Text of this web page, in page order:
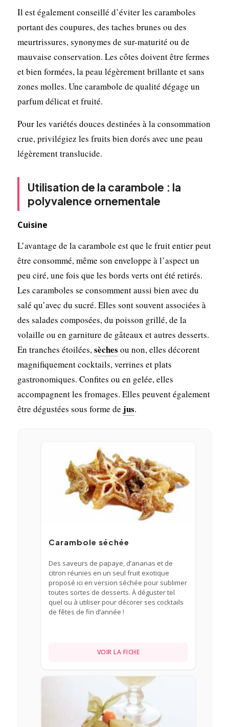
Il est également conseillé d’éviter les caramboles
portant des coupures, des taches brunes ou des
meurtrissures, synonymes de sur-maturité ou de
mauvaise conservation. Les côtes doivent être fermes
et bien formées, la peau légèrement brillante et sans
zones molles. Une carambole de qualité dégage un
parfum délicat et fruité.
Pour les variétés douces destinées à la consommation
crue, privilégiez les fruits bien dorés avec une peau
légèrement translucide.
Utilisation de la carambole : la
polyvalence ornementale
Cuisine
L’avantage de la carambole est que le fruit entier peut
être consommé, même son enveloppe à l’aspect un
peu ciré, une fois que les bords verts ont été retirés.
Les caramboles se consomment aussi bien avec du
salé qu’avec du sucré. Elles sont souvent associées à
des salades composées, du poisson grillé, de la
volaille ou en garniture de gâteaux et autres desserts.
En tranches étoilées,sèches ou non, elles décorent
magnifiquement cocktails, verrines et plats
gastronomiques. Confites ou en gelée, elles
accompagnent les fromages. Elles peuvent également
être dégustées sous forme de jus.
Carambole séchée
Des saveurs de papaye, d’ananas et de
citron réunies en un seul fruit exotique
proposé ici en version séchée pour sublimer
toutes sortes de desserts. À déguster tel
quel ou à utiliser pour décorer ses cocktails
de fêtes de fin d’année !
VOIR LA FICHE